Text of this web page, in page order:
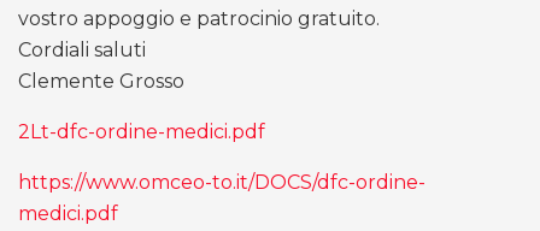
vostro appoggio e patrocinio gratuito.
Cordiali saluti
Clemente Grosso
2Lt-dfc-ordine-medici.pdf
https://www.omceo-to.it/DOCS/dfc-ordine-
medici.pdf